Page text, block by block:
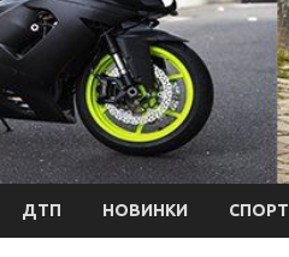
ДТП НОВИНКИ СПОРТ